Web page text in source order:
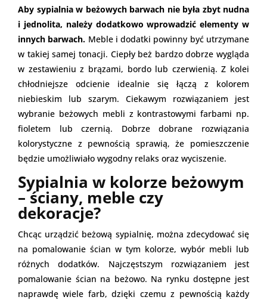
Aby sypialnia w beżowych barwach nie była zbyt nudna
i jednolita, należy dodatkowo wprowadzić elementy w
innych barwach. Meble i dodatki powinny być utrzymane
w takiej samej tonacji. Ciepły beż bardzo dobrze wygląda
w zestawieniu z brązami, bordo lub czerwienią. Z kolei
chłodniejsze odcienie idealnie się łączą z kolorem
niebieskim lub szarym. Ciekawym rozwiązaniem jest
wybranie beżowych mebli z kontrastowymi farbami np.
fioletem lub czernią. Dobrze dobrane rozwiązania
kolorystyczne z pewnością sprawią, że pomieszczenie
będzie umożliwiało wygodny relaks oraz wyciszenie.
Sypialnia w kolorze beżowym
– ściany, meble czy
dekoracje?
Chcąc urządzić beżową sypialnię, można zdecydować się
na pomalowanie ścian w tym kolorze, wybór mebli lub
różnych dodatków. Najczęstszym rozwiązaniem jest
pomalowanie ścian na beżowo. Na rynku dostępne jest
naprawdę wiele farb, dzięki czemu z pewnością każdy